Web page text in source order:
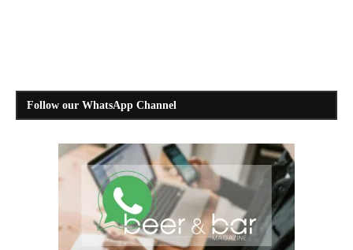
Follow our WhatsApp Channel